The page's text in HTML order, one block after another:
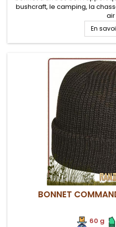
bushcraft, le camping, la
air
En
BONNET
60 g